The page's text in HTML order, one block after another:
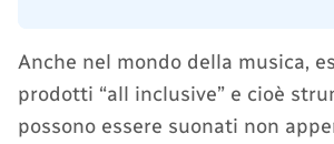
Anche nel mondo della musica,
prodotti “all inclusive” e cioè
possono essere suonati non